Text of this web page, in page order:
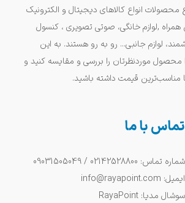
محصولات انواع کالاهای دیجیتال و الکترونیک
همراه ,لوازم خانگی، صوتی تصویری ، کنسول
لوازم جانبی... رو به رو هستند. به این
محصول موردنظرتان را بررسی و مقایسه کنید و
مناسب‌ترین قیمت داشته باشید.
تماس با ما
شماره تماس: 02142528800 / 09031505049
ایمیل: info@rayapoint.com
سوشال مدیا: RayaPoint